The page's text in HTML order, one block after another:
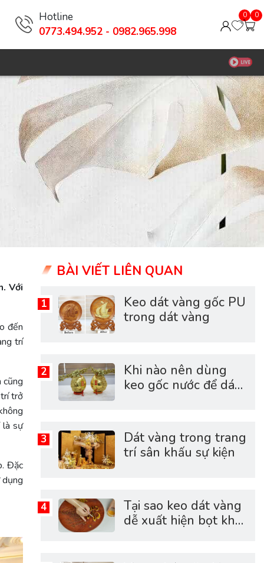
Hotline
0773.494.952 - 0982.965.998
0 0
Với
đến
trí
cũng
trở
là sự
Đặc
BÀI VIẾT LIÊN QUAN
Keo dát vàng gốc PU
trong dát vàng
Khi nào nên dùng
keo gốc nước để dát
Dát vàng trong trang
trí sân khấu sự kiện
Tại sao keo dát vàng
dễ xuất hiện bọt khí?